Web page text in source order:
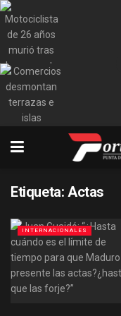
Etiqueta: Actas
INTERNACIONALES